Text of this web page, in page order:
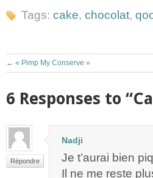
Tags: cake, chocolat,
← « Pimp My Conserve »
6 Responses to
Répondre
Nadji
Je t’aurai bien
Il ne me reste